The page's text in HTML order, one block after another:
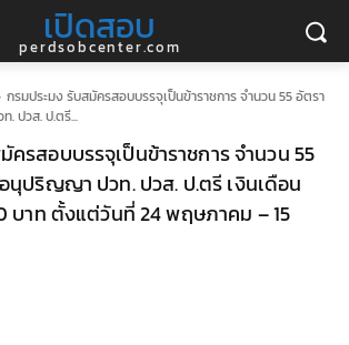
เปิดสอบ
perdsobcenter.com
กรมประมง รับสมัครสอบบรรจุเป็นข้าราชการ จำนวน 55 อัตรา
ปวส. ป.ตรี...
ครสอบบรรจุเป็นข้าราชการ จำนวน 55
นุปริญญา ปวท. ปวส. ป.ตรี เงินเดือน
บาท ตั้งแต่วันที่ 24 พฤษภาคม – 15